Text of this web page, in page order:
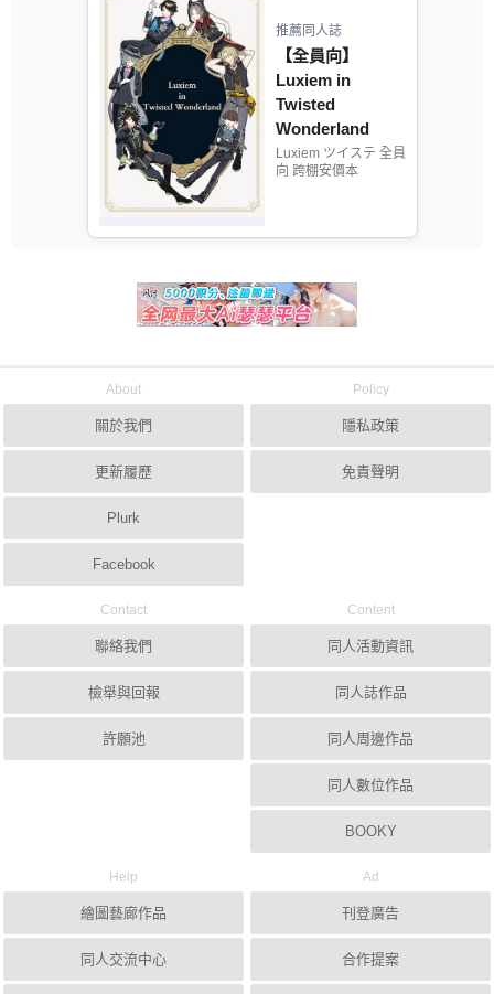
推薦同人誌
【全員向】
Luxiem in
Twisted
Wonderland
【Luxiem X ツイ
ステ】
Luxiem ツイステ 全員
向 跨棚安價本
About
關於我們
更新履歷
Plurk
Facebook
Policy
隱私政策
免責聲明
Contact
聯絡我們
檢舉與回報
許願池
Content
同人活動資訊
同人誌作品
同人周邊作品
同人數位作品
BOOKY
Help
繪圖藝廊作品
同人交流中心
Ad
刊登廣告
合作提案